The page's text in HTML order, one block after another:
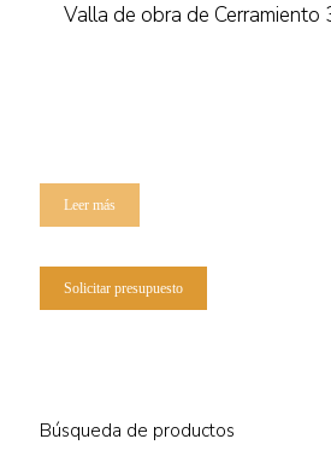
Valla de obra de
Leer más
Solicitar presupuesto
Búsqueda de productos